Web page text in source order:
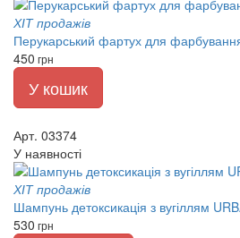
ХІТ продажів
Перукарський фартух для
450 грн
У кошик
Арт. 03374
У наявності
ХІТ продажів
Шампунь детоксикація з вугіллям
530 грн